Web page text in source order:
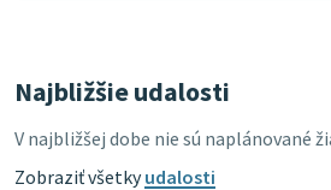
Najbližšie udalosti
V najbližšej dobe nie sú naplánované
Zobraziť všetkyudalosti